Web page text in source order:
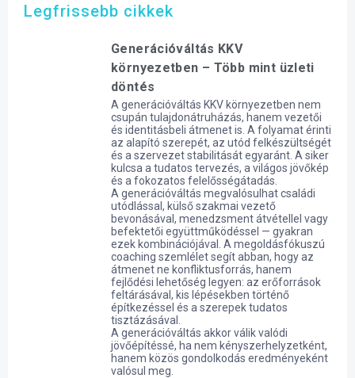
Legfrissebb cikkek
Generációváltás KKV
környezetben – Több mint üzleti
döntés
A generációváltás KKV környezetben nem
csupán tulajdonátruházás, hanem vezetői
és identitásbeli átmenet is. A folyamat érinti
az alapító szerepét, az utód felkészültségét
és a szervezet stabilitását egyaránt. A siker
kulcsa a tudatos tervezés, a világos jövőkép
és a fokozatos felelősségátadás.
A generációváltás megvalósulhat családi
utódlással, külső szakmai vezető
bevonásával, menedzsment átvétellel vagy
befektetői együttműködéssel — gyakran
ezek kombinációjával. A megoldásfókuszú
coaching szemlélet segít abban, hogy az
átmenet ne konfliktusforrás, hanem
fejlődési lehetőség legyen: az erőforrások
feltárásával, kis lépésekben történő
építkezéssel és a szerepek tudatos
tisztázásával.
A generációváltás akkor válik valódi
jövőépítéssé, ha nem kényszerhelyzetként,
hanem közös gondolkodás eredményeként
valósul meg.